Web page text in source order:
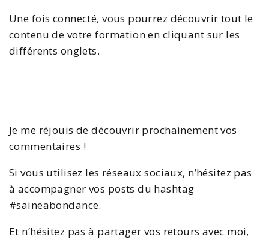
Une fois connecté, vous pourrez découvrir tout le
contenu de votre formation en cliquant sur les
différents onglets.
Je me réjouis de découvrir prochainement vos
commentaires !
Si vous utilisez les réseaux sociaux, n’hésitez pas
à accompagner vos posts du hashtag
#saineabondance.
Et n’hésitez pas à partager vos retours avec moi,